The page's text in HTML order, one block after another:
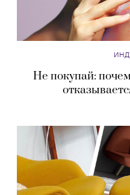
Не покупай: